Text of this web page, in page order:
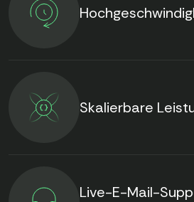
Skalierbare
Live-E-Mail-